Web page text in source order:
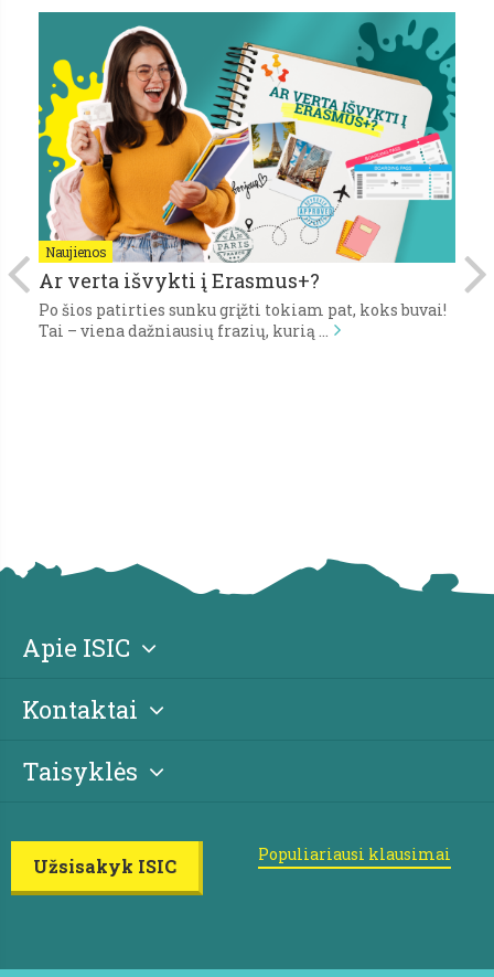
Naujienos
Ar verta išvykti į Erasmus+?
Po šios patirties sunku grįžti tokiam pat, koks buvai!
Tai – viena dažniausių frazių, kurią …
Apie ISIC
Kontaktai
Taisyklės
Užsisakyk ISIC
Populiariausi klausimai